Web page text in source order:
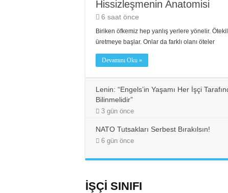
Hissizleşmenin Anatomisi
6 saat önce
Biriken öfkemiz hep yanlış yerlere yönelir.
üretmeye başlar. Onlar da farklı olanı öteler
Devamını Oku »
Lenin: “Engels’in Yaşamı Her İşçi
Bilinmelidir”
3 gün önce
NATO Tutsakları Serbest Bırakılsın!
6 gün önce
İŞÇİ SINIFI